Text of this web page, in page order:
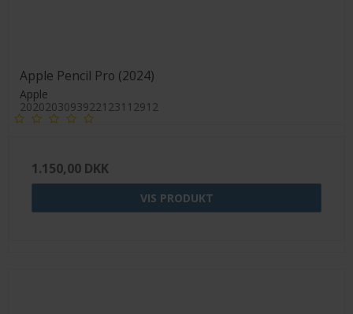
Apple Pencil Pro (2024)
Apple
2020203093922123112912
1.150,00 DKK
VIS PRODUKT